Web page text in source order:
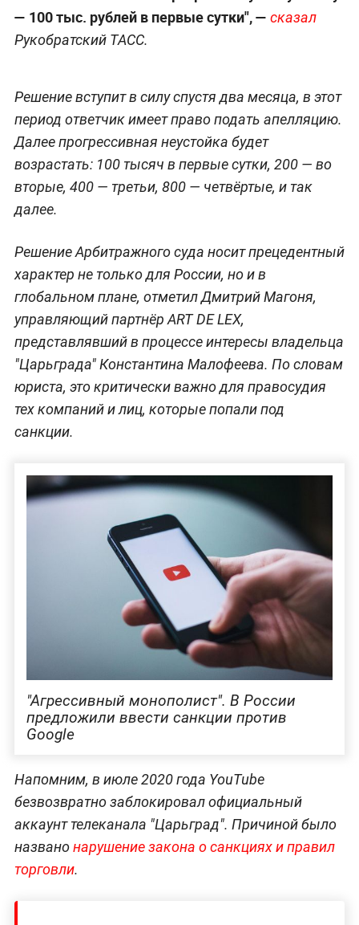
— 100 тыс. рублей в первые сутки", — сказал
Рукобратский ТАСС.
Решение вступит в силу спустя два месяца, в этот
период ответчик имеет право подать апелляцию.
Далее прогрессивная неустойка будет
возрастать: 100 тысяч в первые сутки, 200 — во
вторые, 400 — третьи, 800 — четвёртые, и так
далее.
Решение Арбитражного суда носит прецедентный
характер не только для России, но и в
глобальном плане, отметил Дмитрий Магоня,
управляющий партнёр ART DE LEX,
представлявший в процессе интересы владельца
"Царьграда" Константина Малофеева. По словам
юриста, это критически важно для правосудия
тех компаний и лиц, которые попали под
санкции.
"Агрессивный монополист". В России
предложили ввести санкции против
Google
Напомним, в июле 2020 года YouTube
безвозвратно заблокировал официальный
аккаунт телеканала "Царьград". Причиной было
названонарушение закона о санкциях и правил
торговли.